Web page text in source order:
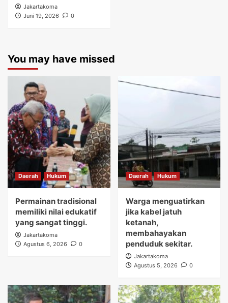
Jakartakoma
Juni 19, 2026
0
You may have missed
Daerah Hukum
Permainan tradisional
memiliki nilai edukatif
yang sangat tinggi.
Jakartakoma
Agustus 6, 2026
0
Daerah Hukum
Warga menguatirkan
jika kabel jatuh
ketanah,
membahayakan
penduduk sekitar.
Jakartakoma
Agustus 5, 2026
0